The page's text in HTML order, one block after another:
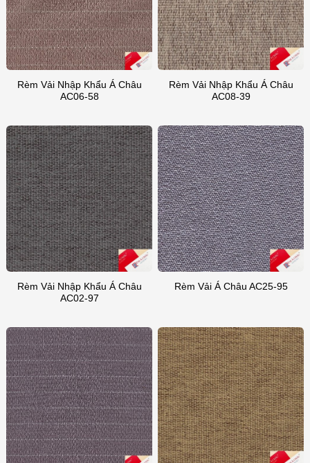
Rèm Vải Nhập Khẩu Á Châu
AC06-58
Rèm Vải Nhập Khẩu Á Châu
AC08-39
Rèm Vải Nhập Khẩu Á Châu
AC02-97
Rèm Vải Á Châu AC25-95